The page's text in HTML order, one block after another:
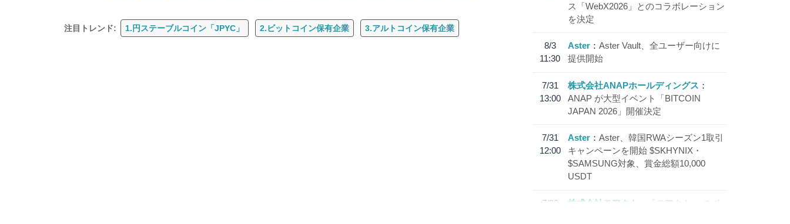
注目トレンド: 1.円ステーブルコイン「JPYC」 2.ビットコイン保有企業 3.アルトコイン保有企業
ス「WebX2026」とのコラボレーション
を決定
8/3
11:30
Aster
Aster Vault、全ユーザー向けに
提供開始
7/31
13:00
株式会社ANAPホールディングス
ANAP が大型イベント「BITCOIN
JAPAN 2026」開催決定
7/31
12:00
Aster
Aster、韓国RWAシーズン1取引
キャンペーンを開始 $SKHYNIX・
$SAMSUNG対象、賞金総額10,000
USDT
7/30
株式会社モアクト
「モアクト」 のポ